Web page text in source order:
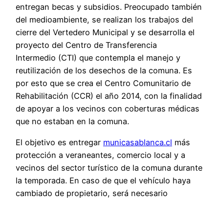
entregan becas y subsidios. Preocupado también
del medioambiente, se realizan los trabajos del
cierre del Vertedero Municipal y se desarrolla el
proyecto del Centro de Transferencia
Intermedio (CTI) que contempla el manejo y
reutilización de los desechos de la comuna. Es
por esto que se crea el Centro Comunitario de
Rehabilitación (CCR) el año 2014, con la finalidad
de apoyar a los vecinos con coberturas médicas
que no estaban en la comuna.
El objetivo es entregar municasablanca.cl más
protección a veraneantes, comercio local y a
vecinos del sector turístico de la comuna durante
la temporada. En caso de que el vehículo haya
cambiado de propietario, será necesario